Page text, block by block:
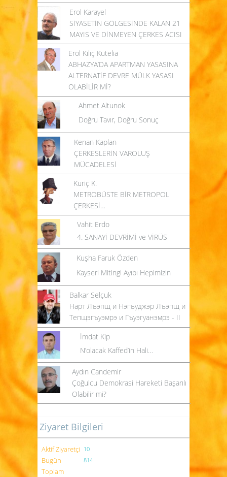
Erol Karayel
SİYASETİN GÖLGESİNDE KALAN 21
MAYIS VE DİNMEYEN ÇERKES ACISI
Erol Kılıç Kutelia
ABHAZYA’DA APARTMAN YASASINA
ALTERNATİF DEVRE MÜLK YASASI
OLABİLİR Mİ?
Ahmet Altunok
Doğru Tavır, Doğru Sonuç
Kenan Kaplan
ÇERKESLERİN VAROLUŞ
MÜCADELESİ
Kuriç K.
METROBÜSTE BİR METROPOL
ÇERKESİ…
Vahit Erdo
4. SANAYİ DEVRİMİ ve VİRÜS
Kuşha Faruk Özden
Kayseri Mitingi Ayıbı Hepimizin
Balkar Selçuk
Нарт Лъэпщ и Нэгъуджэр Лъэпщ и
Тепщэгъуэмрэ и Гъуэгуанэмрэ - II
İmdat Kip
N’olacak Kaffed’in Hali…
Aydın Candemir
Çoğulcu Demokrasi Hareketi Başarılı
Olabilir mi?
Ziyaret Bilgileri
Aktif Ziyaretçi 10
Bugün
Toplam
814